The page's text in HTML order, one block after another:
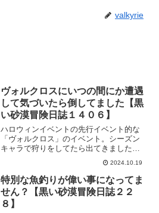
valkyrie
ヴォルクロスにいつの間にか遭遇
して気づいたら倒してました【黒
い砂漠冒険日誌１４０６】
ハロウィンイベントの先行イベント的な
「ヴォルクロス」のイベント。シーズン
キャラで狩りをしてたら出てきました。
最初は「早く倒さないと消えるー！」と
焦りましたけど、遭遇してみて思った。
焦らなくても全然大丈夫。むしろ出現し
たのを把握するのが大事ですｗ
2024.10.19
特別な魚釣りが偉い事になってま
せん？【黒い砂漠冒険日誌２２
８】